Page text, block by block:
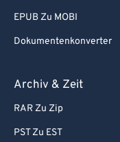
EPUB Zu MOBI
Dokumentenkonverter
Archiv & Zeit
RAR Zu Zip
PST Zu EST